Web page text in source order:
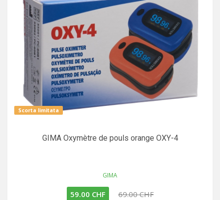
Scorta limitata
GIMA Oxymètre de pouls orange OXY-4
GIMA
59.00 CHF 69.00 CHF